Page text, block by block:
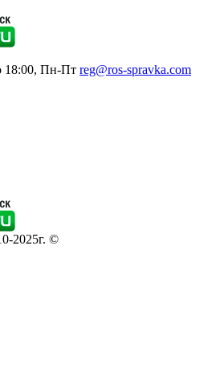
18:00, Пн-Пт reg@ros-spravka.com
2025г. ©